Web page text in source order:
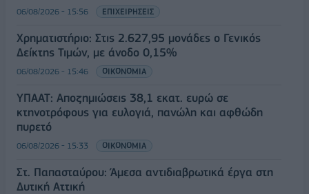
06/08/2026 - 15:56 ΕΠΙΧΕΙΡΗΣΕΙΣ
Χρηματιστήριο: Στις 2.627,95 μονάδες ο Γενικός
Δείκτης Τιμών, με άνοδο 0,15%
06/08/2026 - 15:46 ΟΙΚΟΝΟΜΙΑ
ΥΠΑΑΤ: Αποζημιώσεις 38,1 εκατ. ευρώ σε
κτηνοτρόφους για ευλογιά, πανώλη και αφθώδη
πυρετό
06/08/2026 - 15:33 ΟΙΚΟΝΟΜΙΑ
Στ. Παπασταύρου: Άμεσα αντιδιαβρωτικά έργα στη
Δυτική Αττική